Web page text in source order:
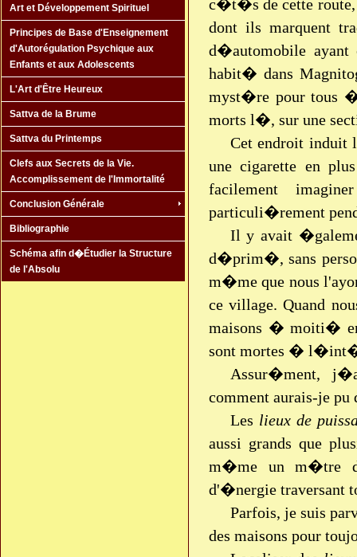
Art et Développement Spirituel
Principes de Base d'Enseignement
d'Autorégulation Psychique aux
Enfants et aux Adolescents
L'Art d'Être Heureux
Sattva de la Brume
Sattva du Printemps
Clefs aux Secrets de la Vie.
Accomplissement de l'Immortalité
Conclusion Générale
Bibliographie
Schéma afin d�Étudier la Structure
de l'Absolu
c�t�s de cette route,
dont ils marquent
d�automobile ayant
habit� dans
myst�re pour tous �
morts l�, sur une
Cet endroit
une cigarette en
facilement
particuli�rement
Il y avait
d�prim�, sans
m�me que nous
ce village. Quand
maisons � moiti� en
sont mortes �
Assur�ment,
comment aurais-je
Les lieux de
aussi grands que
m�me un m�tre
d'�nergie traversant
Parfois, je suis
des maisons pour